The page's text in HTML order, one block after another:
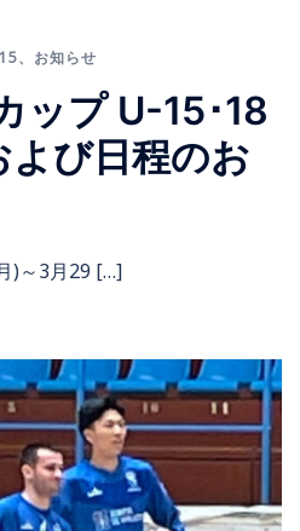
、 お知らせ
ップ U-15･18
び日程のお
)～3月29 […]